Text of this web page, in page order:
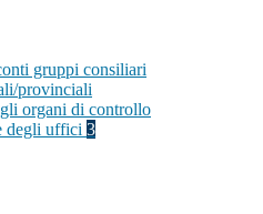
gruppi consiliari
provinciali
organi di controllo
degli uffici 3